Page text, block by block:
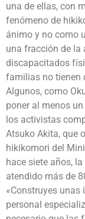
una de ellas, con
fenómeno de
ánimo y no como
una fracción de la
discapacitados
familias no tienen
Algunos, como
poner al menos
los activistas
Atsuko Akita, que
hikikomori del
hace siete años,
atendido más de
«Construyes unas
personal